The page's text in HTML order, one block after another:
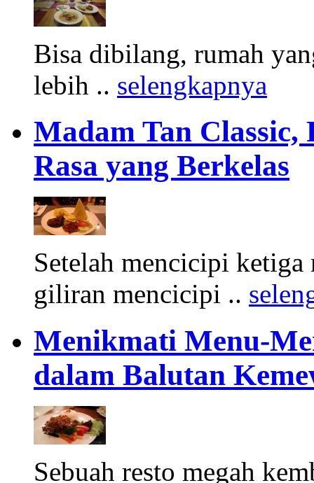
Bisa dibilang, rumah
lebih .. selengkapnya
Madam Tan Classic,
Rasa yang Berkelas
Setelah mencicipi
giliran mencicipi ..
Menikmati Menu-
dalam Balutan
Sebuah resto megah